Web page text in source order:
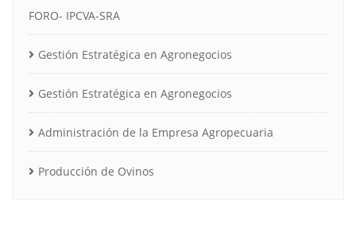
FORO- IPCVA-SRA
Gestión Estratégica en Agronegocios
Gestión Estratégica en Agronegocios
Administración de la Empresa Agropecuaria
Producción de Ovinos